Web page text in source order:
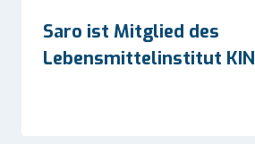
Saro ist Mitglied des
Lebensmittelinstitut KIN